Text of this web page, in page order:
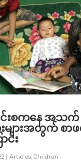
င်းစကနေ အသ
ျားအတွက် စာဖ
င်း
|Articles,Children